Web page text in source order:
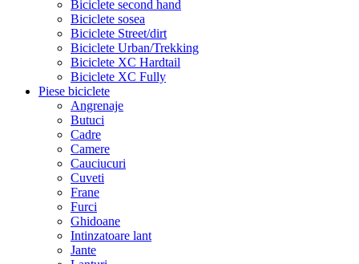
Biciclete second hand
Biciclete sosea
Biciclete Street/dirt
Biciclete Urban/Trekking
Biciclete XC Hardtail
Biciclete XC Fully
Piese biciclete
Angrenaje
Butuci
Cadre
Camere
Cauciucuri
Cuveti
Frane
Furci
Ghidoane
Intinzatoare lant
Jante